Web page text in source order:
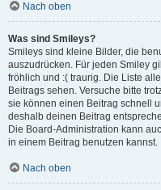
Nach oben
Was sind Smileys?
Smileys sind kleine Bilder, die
auszudrücken. Für jeden Smiley
fröhlich und :( traurig. Die Liste
Beitrags sehen. Versuche bitte
sie können einen Beitrag schnell
deshalb deinen Beitrag
Die Board-Administration kann
in einem Beitrag benutzen kannst.
Nach oben